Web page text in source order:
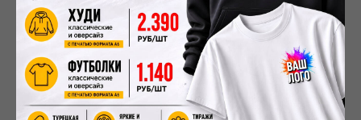
При выборе ориентируйтесь на близость к дому и
отзывы. Многие ателье предлагают бесплатную
консультацию и снятие мерок.
Московские ателье предлагают широкий спектр услуг:
от ремонта до сложного пошива. Клиенту важно